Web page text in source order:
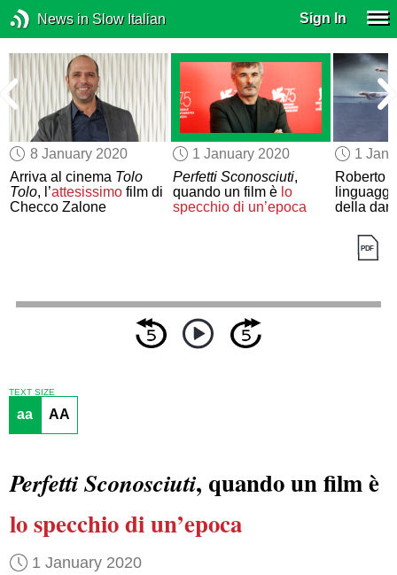
News in Slow Italian Sign In
8 January 2020
Arriva al cinema Tolo
Tolo, l’attesissimo film di
Checco Zalone
1 January 2020
Perfetti Sconosciuti,
quando un film è lo
specchio di un’epoca
1
Roberto
della
TEXT SIZE
aa AA
Perfetti Sconosciuti, quando un film è
lo specchio di un’epoca
1 January 2020